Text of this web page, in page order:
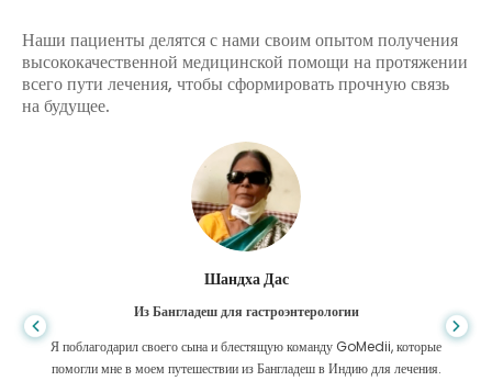
Наши пациенты делятся с нами своим опытом получения
высококачественной медицинской помощи на протяжении
всего пути лечения, чтобы сформировать прочную связь
на будущее.
Шандха Дас
Из Бангладеш для гастроэнтерологии
Я поблагодарил своего сына и блестящую команду GoMedii, которые
помогли мне в моем путешествии из Бангладеш в Индию для лечения.